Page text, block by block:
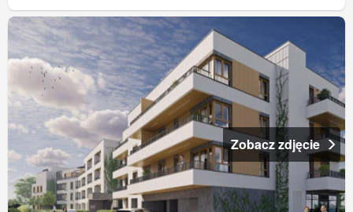
Zobacz zdjęcie